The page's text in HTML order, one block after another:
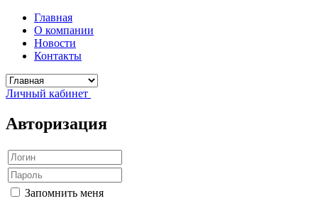
Главная
О компании
Новости
Контакты
Личный кабинет
Авторизация
Запомнить меня